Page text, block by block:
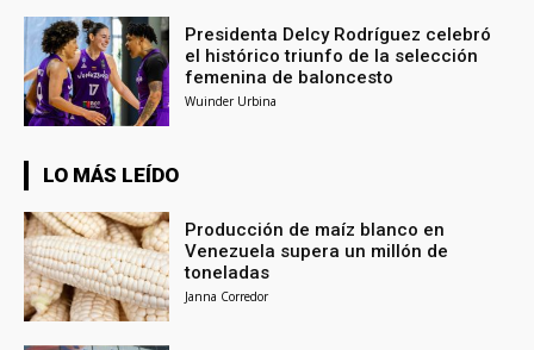
Presidenta Delcy Rodríguez celebró
el histórico triunfo de la selección
femenina de baloncesto
Wuinder Urbina
LO MÁS LEÍDO
Producción de maíz blanco en
Venezuela supera un millón de
toneladas
Janna Corredor